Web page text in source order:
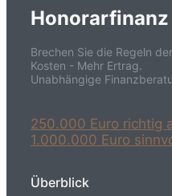
Honorarfinanz
Brechen Sie die Regeln
Kosten - Mehr Ertrag.
Unabhängige
250.000 Euro richtig
1.000.000 Euro
Überblick